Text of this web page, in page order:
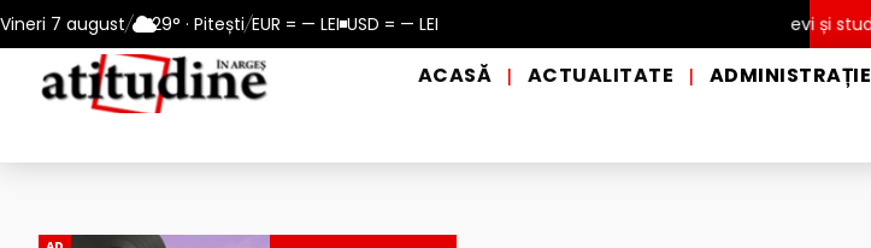
Vineri 7 august/ 29° · Pitești/EUR = — LEI USD = — LEI
de caniculă, în municipiul Pitești! Intrare GRATUITĂ pentru copii, elevi și studenți,
ACASĂ | ACTUALITATE | ADMINISTRAȚIE